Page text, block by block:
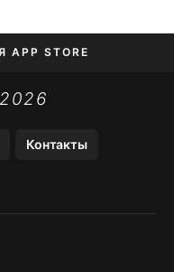
STORE
APP STORE
Контакты